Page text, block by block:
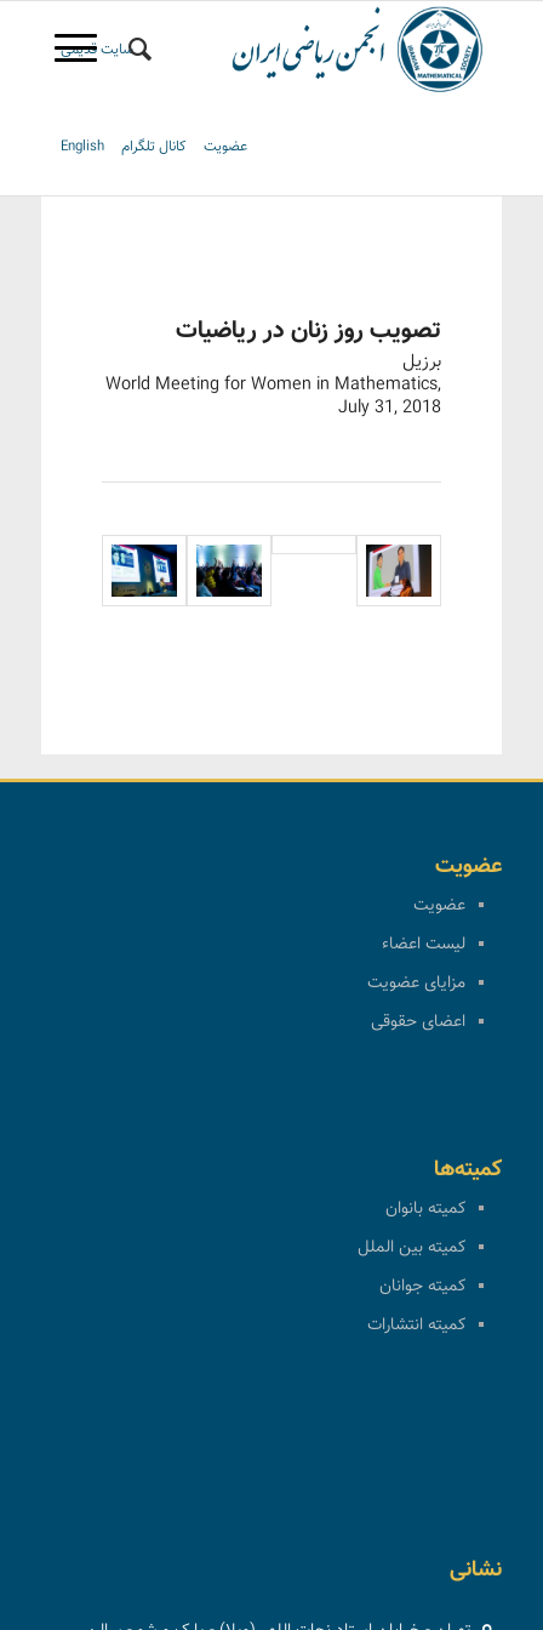
سایت قدیمی
عضویت کانال تلگرام English
تصویب روز زنان در ریاضیات
برزیل
World Meeting for Women in Mathematics,
July 31, 2018
عضویت
عضویت
لیست اعضاء
مزایای عضویت
اعضای حقوقی
کمیته‌ها
کمیته بانوان
کمیته بین الملل
کمیته جوانان
کمیته انتشارات
نشانی